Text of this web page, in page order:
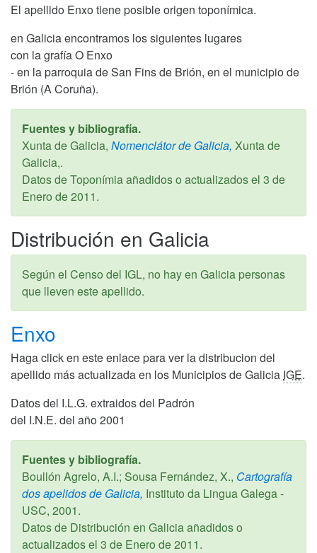
El apellido Enxo tiene posible origen toponímica.
en Galicia encontramos los siguientes lugares
con la grafía O Enxo
- en la parroquia de San Fins de Brión, en el municipio de
Brión (A Coruña).
Fuentes y bibliografía.
Xunta de Galicia, Nomenclátor de Galicia, Xunta de
Galicia,.
Datos de Toponímia añadidos o actualizados el 3 de
Enero de 2011.
Distribución en Galicia
Según el Censo del IGL, no hay en Galicia personas
que lleven este apellido.
Enxo
Haga click en este enlace para ver la distribucion del
apellido más actualizada en los Municipios de Galicia IGE.
Datos del I.L.G. extraidos del Padrón
del I.N.E. del año 2001
Fuentes y bibliografía.
Boullón Agrelo, A.I.; Sousa Fernández, X., Cartografía
dos apelidos de Galicia, Instituto da Lingua Galega -
USC, 2001.
Datos de Distribución en Galicia añadidos o
actualizados el 3 de Enero de 2011.